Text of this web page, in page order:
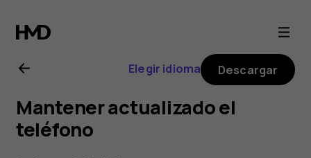
Guía
del
usuario
de
Elegir idioma Descargar
Mantener actualizado el
teléfono